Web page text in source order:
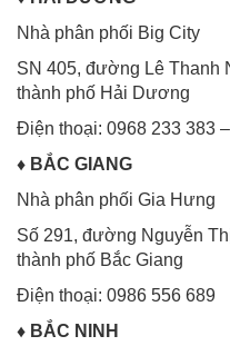
Nhà phân phối Big City
SN 405, đường Lê Thanh
thành phố Hải Dương
Điện thoại: 0968 233 383
♦ BẮC GIANG
Nhà phân phối Gia Hưng
Số 291, đường Nguyễn
thành phố Bắc Giang
Điện thoại: 0986 556 689
♦ BẮC NINH